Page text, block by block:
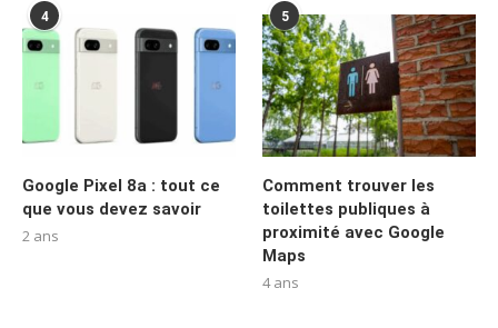
4
Google Pixel 8a : tout ce
que vous devez savoir
2 ans
5
Comment trouver les
toilettes publiques à
proximité avec Google
Maps
4 ans